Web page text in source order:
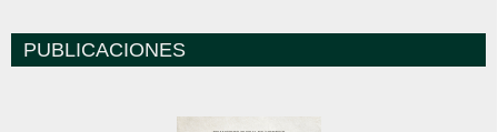
PUBLICACIONES